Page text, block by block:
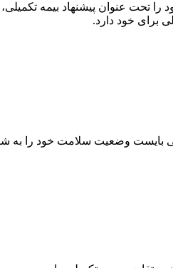
بالای ۱۸ سال می بایست درخواست خرید خود را
برای خود دارد.
می بایست وضعیت سلامت خود را